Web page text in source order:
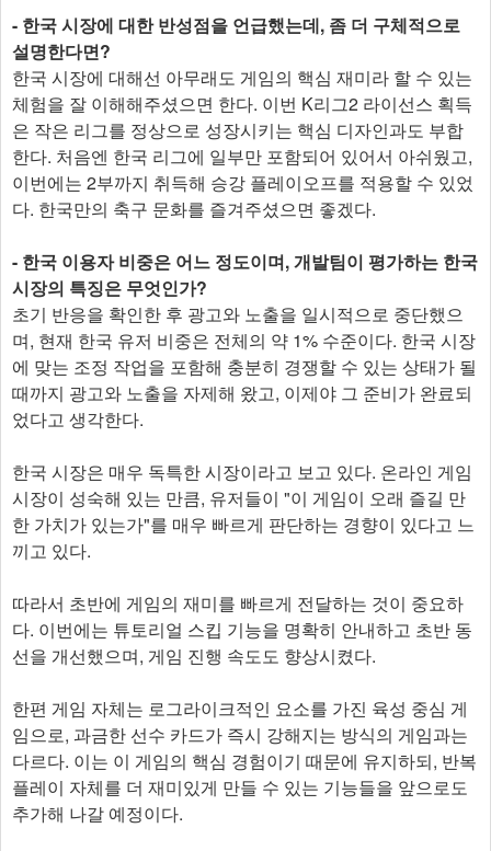
- 한국 시장에 대한 반성점을 언급했는데, 좀 더 구체적으로
설명한다면?
한국 시장에 대해선 아무래도 게임의 핵심 재미라 할 수 있는
체험을 잘 이해해주셨으면 한다. 이번 K리그2 라이선스 획득
은 작은 리그를 정상으로 성장시키는 핵심 디자인과도 부합
한다. 처음엔 한국 리그에 일부만 포함되어 있어서 아쉬웠고,
이번에는 2부까지 취득해 승강 플레이오프를 적용할 수 있었
다. 한국만의 축구 문화를 즐겨주셨으면 좋겠다.
- 한국 이용자 비중은 어느 정도이며, 개발팀이 평가하는 한국
시장의 특징은 무엇인가?
초기 반응을 확인한 후 광고와 노출을 일시적으로 중단했으
며, 현재 한국 유저 비중은 전체의 약 1% 수준이다. 한국 시장
에 맞는 조정 작업을 포함해 충분히 경쟁할 수 있는 상태가 될
때까지 광고와 노출을 자제해 왔고, 이제야 그 준비가 완료되
었다고 생각한다.
한국 시장은 매우 독특한 시장이라고 보고 있다. 온라인 게임
시장이 성숙해 있는 만큼, 유저들이 "이 게임이 오래 즐길 만
한 가치가 있는가"를 매우 빠르게 판단하는 경향이 있다고 느
끼고 있다.
따라서 초반에 게임의 재미를 빠르게 전달하는 것이 중요하
다. 이번에는 튜토리얼 스킵 기능을 명확히 안내하고 초반 동
선을 개선했으며, 게임 진행 속도도 향상시켰다.
한편 게임 자체는 로그라이크적인 요소를 가진 육성 중심 게
임으로, 과금한 선수 카드가 즉시 강해지는 방식의 게임과는
다르다. 이는 이 게임의 핵심 경험이기 때문에 유지하되, 반복
플레이 자체를 더 재미있게 만들 수 있는 기능들을 앞으로도
추가해 나갈 예정이다.